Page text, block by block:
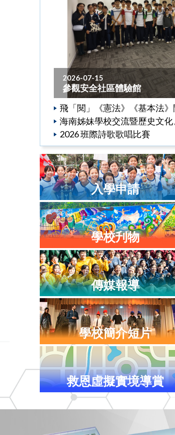
2026-07-15
參觀安全社區體驗館
飛「閱」《憲法》《基本法》
海南姊妹學校交流暨歷史文
2026 班際詩歌歌唱比賽
入學申請
學校刋物
傳媒報導
學校簡介短片
救恩虛擬實境導賞